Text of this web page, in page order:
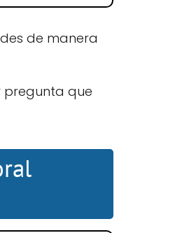
de manera
que